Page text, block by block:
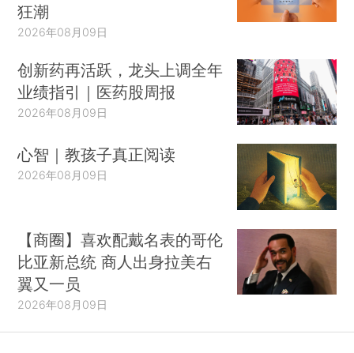
狂潮
2026年08月09日
创新药再活跃，龙头上调全年
业绩指引｜医药股周报
2026年08月09日
心智｜教孩子真正阅读
2026年08月09日
【商圈】喜欢配戴名表的哥伦
比亚新总统 商人出身拉美右
翼又一员
2026年08月09日